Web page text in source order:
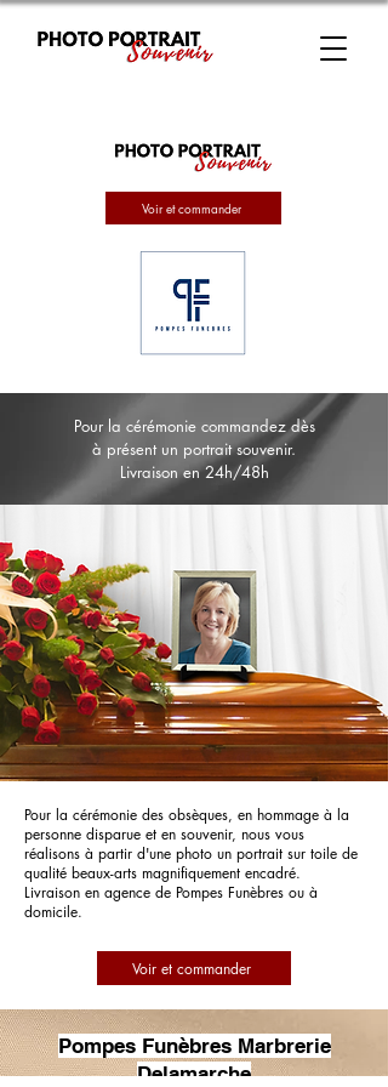
Voir et commander
Pour la cérémonie commandez dès
à présent un portrait souvenir.
Livraison en 24h/48h
Pour la cérémonie des obsèques, en hommage à la
personne disparue et en souvenir, nous vous
réalisons à partir d'une photo un portrait sur toile de
qualité beaux-arts magnifiquement encadré.
Livraison en agence de Pompes Funèbres ou à
domicile.
Voir et commander
Pompes Funèbres Marbrerie
Delamarche